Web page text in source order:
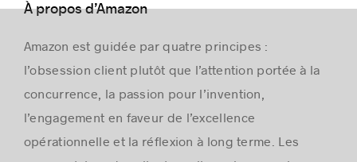
À propos d’Amazon
Amazon est guidée par quatre principes :
l’obsession client plutôt que l’attention portée à la
concurrence, la passion pour l’invention,
l’engagement en faveur de l’excellence
opérationnelle et la réflexion à long terme. Les